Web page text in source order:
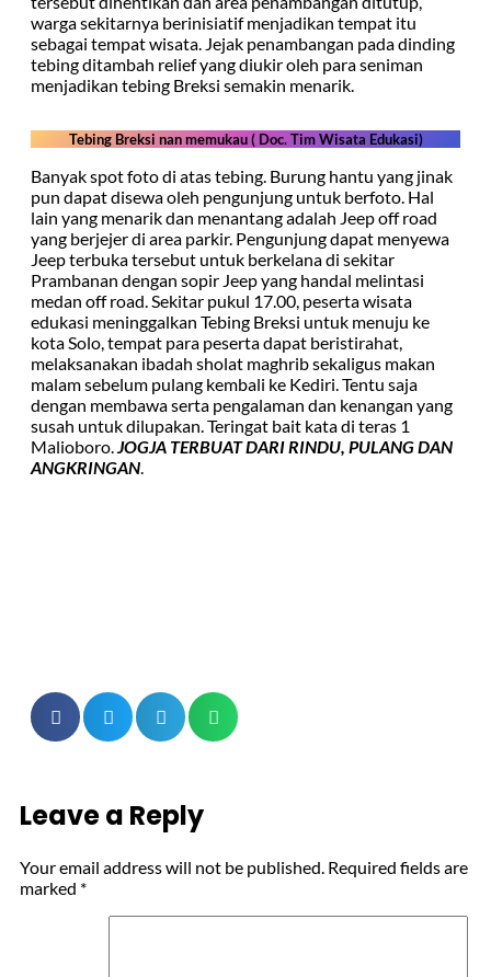
warga sekitarnya berinisiatif menjadikan tempat itu
sebagai tempat wisata. Jejak penambangan pada dinding
tebing ditambah relief yang diukir oleh para seniman
menjadikan tebing Breksi semakin menarik.
Tebing Breksi nan memukau ( Doc. Tim Wisata Edukasi)
Banyak spot foto di atas tebing. Burung hantu yang jinak
pun dapat disewa oleh pengunjung untuk berfoto. Hal
lain yang menarik dan menantang adalah Jeep off road
yang berjejer di area parkir. Pengunjung dapat menyewa
Jeep terbuka tersebut untuk berkelana di sekitar
Prambanan dengan sopir Jeep yang handal melintasi
medan off road. Sekitar pukul 17.00, peserta wisata
edukasi meninggalkan Tebing Breksi untuk menuju ke
kota Solo, tempat para peserta dapat beristirahat,
melaksanakan ibadah sholat maghrib sekaligus makan
malam sebelum pulang kembali ke Kediri. Tentu saja
dengan membawa serta pengalaman dan kenangan yang
susah untuk dilupakan. Teringat bait kata di teras 1
Malioboro.JOGJA TERBUAT DARI RINDU, PULANG DAN
ANGKRINGAN.
Leave a Reply
Your email address will not be published. Required fields are
marked *